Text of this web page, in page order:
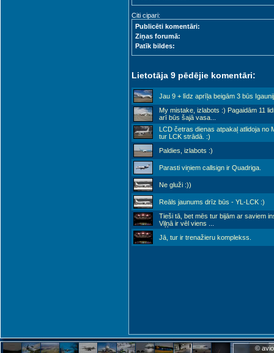
Citi cipari:
Publicēti komentāri:
Ziņas forumā:
Patīk bildes:
Lietotāja 9 pēdējie komentāri:
Jau 9 + līdz aprīļa beigām 3 būs
My mistake, izlabots :) Pagaidām 11
arī būs šajā vasa
LCD četras dienas atpakaļ atlidoja no
tur LCK strādā. :)
Paldies, izlabots :)
Parasti viņiem callsign ir Quadriga.
Ne gluži :))
Reāls jaunums drīz būs - YL-LCK :)
Tieši tā, bet mēs tur bijām ar saviem
Viļņā ir vēl viens
Jā, tur ir trenažieru komplekss.
©